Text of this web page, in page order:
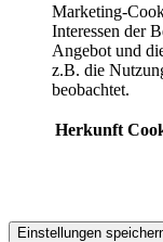
Marketing-
Interessen der
Angebot und
z.B. die
beobachtet.
Herkunft
Einstellungen